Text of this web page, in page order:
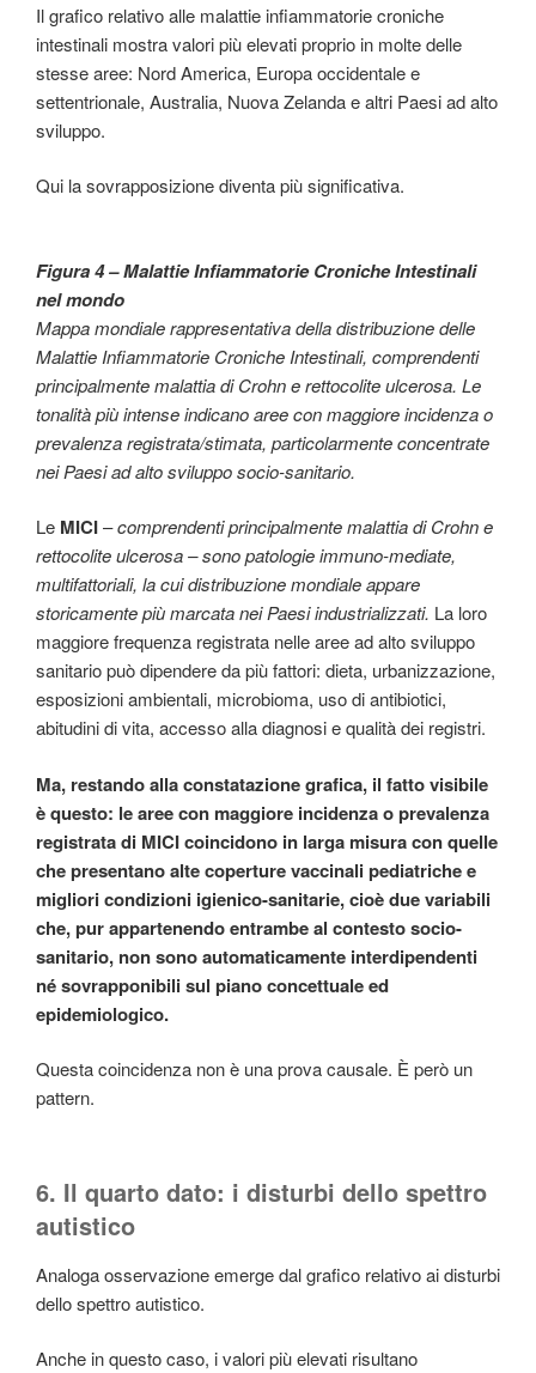
Il grafico relativo alle malattie infiammatorie croniche
intestinali mostra valori più elevati proprio in molte delle
stesse aree: Nord America, Europa occidentale e
settentrionale, Australia, Nuova Zelanda e altri Paesi ad alto
sviluppo.
Qui la sovrapposizione diventa più significativa.
Figura 4 – Malattie Infiammatorie Croniche Intestinali
nel mondo
Mappa mondiale rappresentativa della distribuzione delle
Malattie Infiammatorie Croniche Intestinali, comprendenti
principalmente malattia di Crohn e rettocolite ulcerosa. Le
tonalità più intense indicano aree con maggiore incidenza o
prevalenza registrata/stimata, particolarmente concentrate
nei Paesi ad alto sviluppo socio-sanitario.
Le MICI–comprendenti principalmente malattia di Crohn e
rettocolite ulcerosa – sono patologie immuno-mediate,
multifattoriali, la cui distribuzione mondiale appare
storicamente più marcata nei Paesi industrializzati. La loro
maggiore frequenza registrata nelle aree ad alto sviluppo
sanitario può dipendere da più fattori: dieta, urbanizzazione,
esposizioni ambientali, microbioma, uso di antibiotici,
abitudini di vita, accesso alla diagnosi e qualità dei registri.
Ma, restando alla constatazione grafica, il fatto visibile
è questo: le aree con maggiore incidenza o prevalenza
registrata di MICI coincidono in larga misura con quelle
che presentano alte coperture vaccinali pediatriche e
migliori condizioni igienico-sanitarie, cioè due variabili
che, pur appartenendo entrambe al contesto socio-
sanitario, non sono automaticamente interdipendenti
né sovrapponibili sul piano concettuale ed
epidemiologico.
Questa coincidenza non è una prova causale. È però un
pattern.
6. Il quarto dato: i disturbi dello spettro
autistico
Analoga osservazione emerge dal grafico relativo ai disturbi
dello spettro autistico.
Anche in questo caso, i valori più elevati risultano